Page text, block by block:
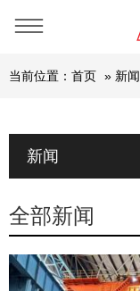
当前位置： 首页 » 新闻
新闻
全部新闻